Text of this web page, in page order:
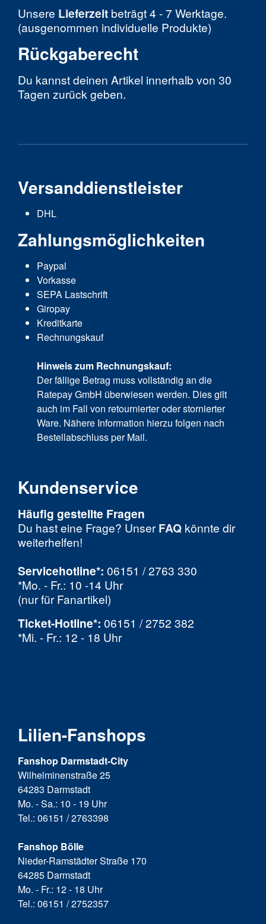
Unsere Lieferzeit beträgt 4 - 7 Werktage.
(ausgenommen individuelle Produkte)
Rückgaberecht
Du kannst deinen Artikel innerhalb von 30
Tagen zurück geben.
Versanddienstleister
DHL
Zahlungsmöglichkeiten
Paypal
Vorkasse
SEPA Lastschrift
Giropay
Kreditkarte
Rechnungskauf
Hinweis zum Rechnungskauf:
Der fällige Betrag muss vollständig an die
Ratepay GmbH überwiesen werden. Dies gilt
auch im Fall von retournierter oder stornierter
Ware. Nähere Information hierzu folgen nach
Bestellabschluss per Mail.
Kundenservice
Häufig gestellte Fragen
Du hast eine Frage? Unser FAQ könnte dir
weiterhelfen!
Servicehotline*: 06151 / 2763 330
*Mo. - Fr.: 10 -14 Uhr
(nur für Fanartikel)
Ticket-Hotline*: 06151 / 2752 382
*Mi. - Fr.: 12 - 18 Uhr
Lilien-Fanshops
Fanshop Darmstadt-City
Wilhelminenstraße 25
64283 Darmstadt
Mo. - Sa.: 10 - 19 Uhr
Tel.: 06151 / 2763398
Fanshop Bölle
Nieder-Ramstädter Straße 170
64285 Darmstadt
Mo. - Fr.: 12 - 18 Uhr
Tel.: 06151 / 2752357